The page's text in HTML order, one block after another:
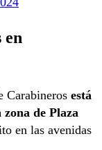
en
Carabineros está
de Plaza
en las avenidas